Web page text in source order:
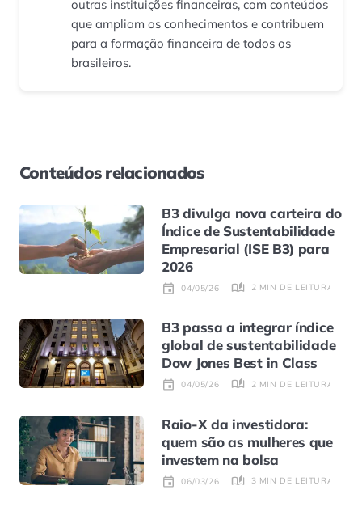
outras instituições financeiras, com conteúdos
que ampliam os conhecimentos e contribuem
para a formação financeira de todos os
brasileiros.
Conteúdos relacionados
B3 divulga nova carteira do
Índice de Sustentabilidade
Empresarial (ISE B3) para
2026
04/05/26 2 MIN DE LEITURA
B3 passa a integrar índice
global de sustentabilidade
Dow Jones Best in Class
04/05/26 2 MIN DE LEITURA
Raio-X da investidora:
quem são as mulheres que
investem na bolsa
06/03/26 3 MIN DE LEITURA